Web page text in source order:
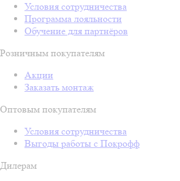
Условия сотрудничества
Программа лояльности
Обучение для партнёров
Розничным покупателям
Акции
Заказать монтаж
Оптовым покупателям
Условия сотрудничества
Выгоды работы с Покрофф
Дилерам